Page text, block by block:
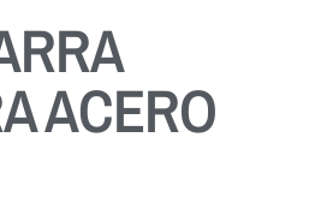
ACERO